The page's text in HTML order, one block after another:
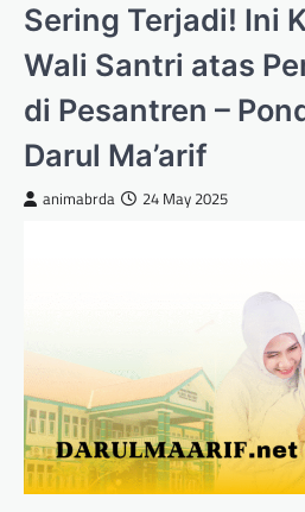
Sering Terjadi! Ini
Wali Santri atas
di Pesantren –
Darul Ma’arif
animabrda 24 May 2025